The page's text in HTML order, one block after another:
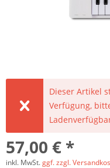
Dieser Artikel
Verfügung,
57,00 € *
inkl. MwSt.ggf. zzgl.